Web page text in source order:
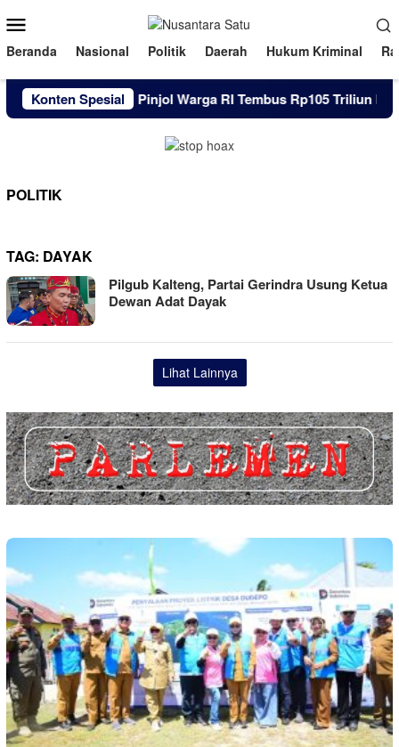
ke
kontenMobile
Beranda Nasional Politik Daerah Hukum Kriminal
Konten SpesialUtang Pinjol Warga RI Tembus Rp105 Triliun
POLITIK
TAG: DAYAK
Pilgub Kalteng, Partai Gerindra Usung Ketua
Dewan Adat Dayak
Lihat Lainnya